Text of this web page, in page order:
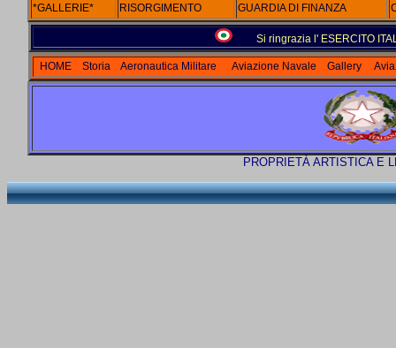
*GALLERIE* RISORGIMENTO GUARDIA DI FINANZA
Si ringrazia l' ESERCITO
HOME Storia Aeronautica Militare Aviazione Navale Gallery
PROPRIETÀ ARTISTICA E